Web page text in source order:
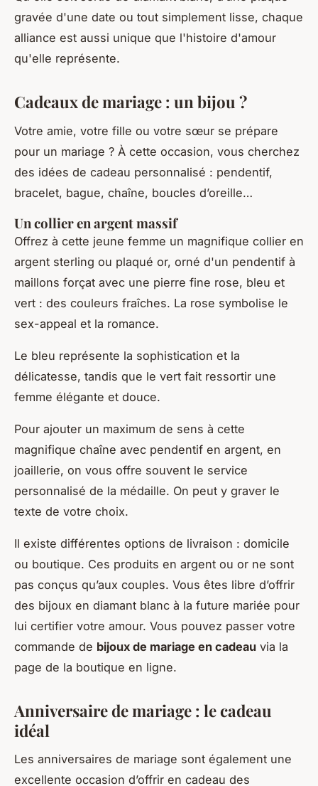
gravée d'une date ou tout simplement lisse, chaque
alliance est aussi unique que l'histoire d'amour
qu'elle représente.
Cadeaux de mariage : un bijou ?
Votre amie, votre fille ou votre sœur se prépare
pour un mariage ? À cette occasion, vous cherchez
des idées de cadeau personnalisé : pendentif,
bracelet, bague, chaîne, boucles d’oreille…
Un collier en argent massif
Offrez à cette jeune femme un magnifique collier en
argent sterling ou plaqué or, orné d'un pendentif à
maillons forçat avec une pierre fine rose, bleu et
vert : des couleurs fraîches. La rose symbolise le
sex-appeal et la romance.
Le bleu représente la sophistication et la
délicatesse, tandis que le vert fait ressortir une
femme élégante et douce.
Pour ajouter un maximum de sens à cette
magnifique chaîne avec pendentif en argent, en
joaillerie, on vous offre souvent le service
personnalisé de la médaille. On peut y graver le
texte de votre choix.
Il existe différentes options de livraison : domicile
ou boutique. Ces produits en argent ou or ne sont
pas conçus qu’aux couples. Vous êtes libre d’offrir
des bijoux en diamant blanc à la future mariée pour
lui certifier votre amour. Vous pouvez passer votre
commande de bijoux de mariage en cadeau via la
page de la boutique en ligne.
Anniversaire de mariage : le cadeau
idéal
Les anniversaires de mariage sont également une
excellente occasion d’offrir en cadeau des